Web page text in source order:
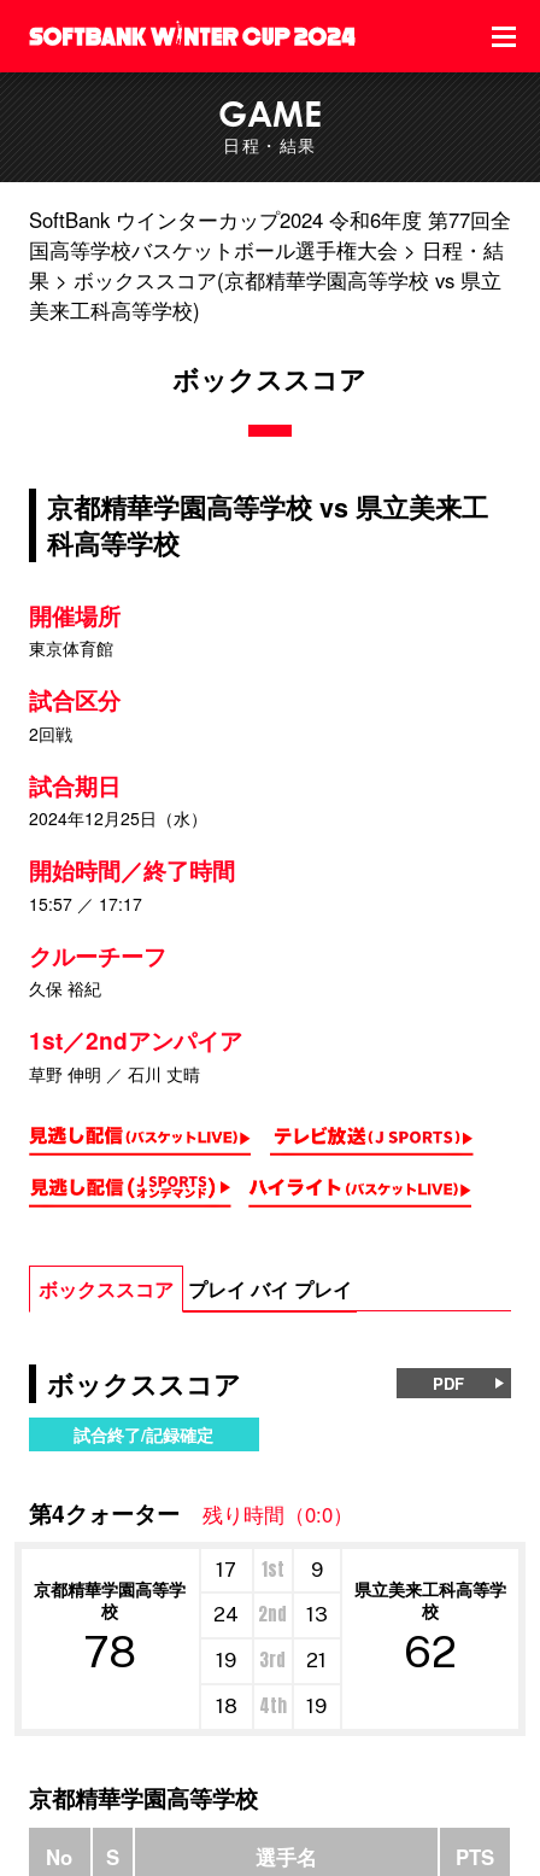
GAME
日程・結果
SoftBank ウインターカップ2024 令和6年度 第77回全
国高等学校バスケットボール選手権大会
日程・結
果
ボックススコア(京都精華学園高等学校 vs 県立
美来工科高等学校)
ボックススコア
京都精華学園高等学校 vs 県立美来工
科高等学校
開催場所
東京体育館
試合区分
2回戦
試合期日
2024年12月25日（水）
開始時間／終了時間
15:57 ／ 17:17
クルーチーフ
久保 裕紀
1st／2ndアンパイア
草野 伸明 ／ 石川 丈晴
ボックススコア プレイ バイ プレイ
ボックススコア PDF
試合終了/記録確定
第4クォーター 残り時間（0:0）
京都精華学園高等学
校
78
17 1st 9
県立美来工科高等学
校
62
24 2nd
13
19
3rd
21
18
4th 19
京都精華学園高等学校
No S 選手名 PTS